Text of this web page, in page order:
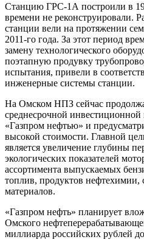
Станцию ГРС-1А построили в
времени не реконструировали.
станции вели на протяжении
2011-го года. За этот период
замену технологического
поэтапную продувку
испытания, привели в
инженерные системы станции.
На Омском НПЗ сейчас
среднесрочной
«Газпром нефтью» и
высокой стоимости. Главной
является увеличение глубины
экологических показателей
ассортимента выпускаемых
топлив, продуктов
материалов.
«Газпром нефть» планирует
Омского
миллиарда российских рублей